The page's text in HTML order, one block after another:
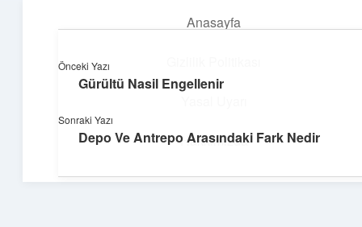
Anasayfa
Hakkımızda
Dijital Dünya Günlüğü
Önceki Yazı
Gürültü Nasil Engellenir
Sonraki Yazı
Depo Ve Antrepo Arasındaki Fark Nedir